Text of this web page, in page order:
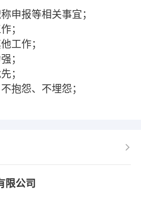
申报等相关事宜；
；
工作；
；
；
抱怨、不埋怨；
限公司